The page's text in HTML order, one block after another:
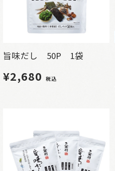
旨味だし 50P 1袋
¥2,680 税込